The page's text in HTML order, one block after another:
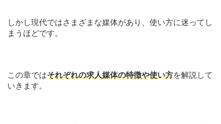
しかし現代ではさまざまな媒体があり、使い方に迷ってし
まうほどです。
この章ではそれぞれの求人媒体の特徴や使い方を解説して
いきます。